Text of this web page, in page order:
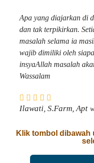
Apa yang diajarkan di
dan tak terpikirkan.
masalah selama ia
wajib dimiliki oleh
insyaAllah masalah
Wassalam
Ilawati, S.Farm, Apt
Klik tombol